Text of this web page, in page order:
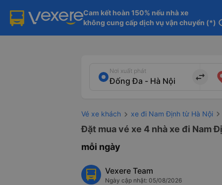
Cam kết hoàn 150% nếu nhà xe
không cung cấp dịch vụ vận chuyển (*)
Nơi xuất phát
import_export
Vé xe khách xe đi Nam Định từ Hà Nội
Đặt mua vé xe 4 nhà xe đi Nam
mỗi ngày
Vexere Team
Ngày cập nhật: 05/08/2026